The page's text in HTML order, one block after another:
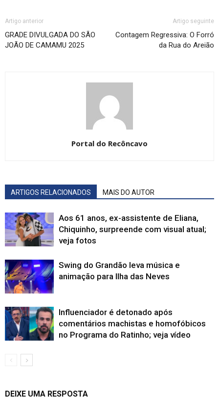
Artigo anterior
GRADE DIVULGADA DO SÃO
JOÃO DE CAMAMU 2025
Artigo seguinte
Contagem Regressiva: O Forró
da Rua do Areião
Portal do Recôncavo
ARTIGOS RELACIONADOS MAIS DO AUTOR
Aos 61 anos, ex-assistente de Eliana,
Chiquinho, surpreende com visual atual;
veja fotos
Swing do Grandão leva música e
animação para Ilha das Neves
Influenciador é detonado após
comentários machistas e homofóbicos
no Programa do Ratinho; veja vídeo
DEIXE UMA RESPOSTA